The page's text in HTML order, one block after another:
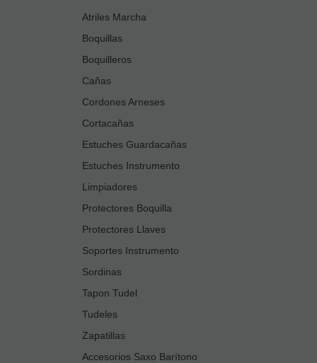
Atriles Marcha
Boquillas
Boquilleros
Cañas
Cordones Arneses
Cortacañas
Estuches Guardacañas
Estuches Instrumento
Limpiadores
Protectores Boquilla
Protectores Llaves
Soportes Instrumento
Sordinas
Tapon Tudel
Tudeles
Zapatillas
Accesorios Saxo Barítono